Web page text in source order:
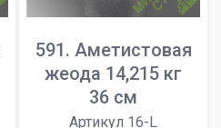
591. Аметистовая
жеода 14,215 кг
36 см
Артикул 16-L